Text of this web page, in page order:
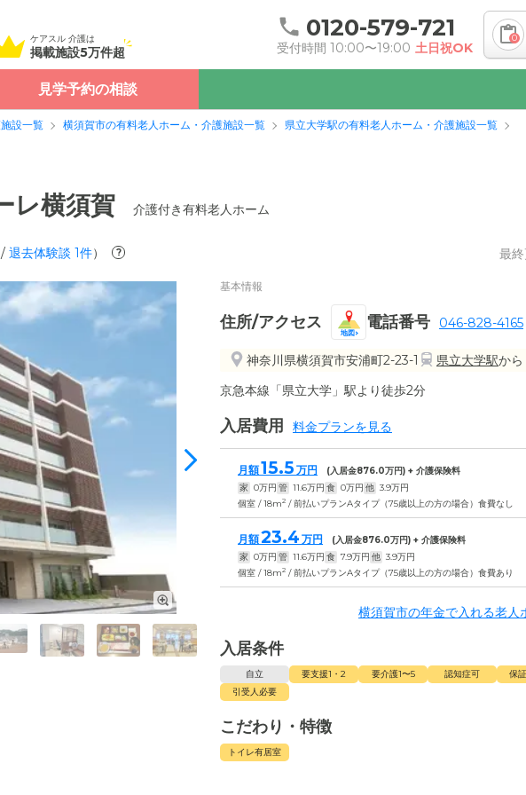
ケアスル 介護は
掲載施設5万件超
0120-579-721
受付時間 10:00〜19:00 土日祝OK
0
見学予約の相談
設一覧 横須賀市の有料老人ホーム・介護施設一覧 県立大学駅の有料老人ホーム・介護施設一覧
レ横須賀 介護付き有料老人ホーム
退去体験談 1件） ? 最
基本情報
住所/アクセス
地図
電話番号 046-828-4165
神奈川県横須賀市安浦町2-23-1 県立大学駅か
京急本線「県立大学」駅より徒歩2分
入居費用 料金プランを見る
月額15.5 万円 (入居金876.0万円) + 介護保険料
家 0万円 管 11.6万円 食 0万円 他 3.9万円
個室 / 18m2 / 前払いプランAタイプ（75歳以上の方の場合）食費なし
月額23.4 万円 (入居金876.0万円) + 介護保険料
家 0万円 管 11.6万円 食 7.9万円 他 3.9万円
個室 / 18m2 / 前払いプランAタイプ（75歳以上の方の場合）食費あり
横須賀市の年金で入れる老人
入居条件
自立 要支援1・2 要介護1〜5 認知症可 保
引受人必要
こだわり・特徴
トイレ有居室